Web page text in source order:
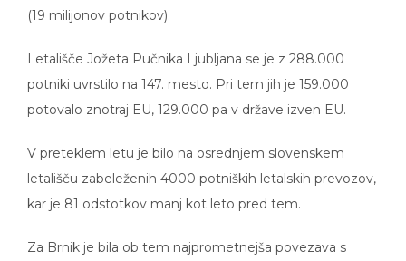
(19 milijonov potnikov).
Letališče Jožeta Pučnika Ljubljana se je z 288.000
potniki uvrstilo na 147. mesto. Pri tem jih je 159.000
potovalo znotraj EU, 129.000 pa v države izven EU.
V preteklem letu je bilo na osrednjem slovenskem
letališču zabeleženih 4000 potniških letalskih prevozov,
kar je 81 odstotkov manj kot leto pred tem.
Za Brnik je bila ob tem najprometnejša povezava s